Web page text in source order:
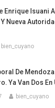
Enrique Isuani
Nueva
bien_cuyano
De
Ya Van Dos
bien_cuyano